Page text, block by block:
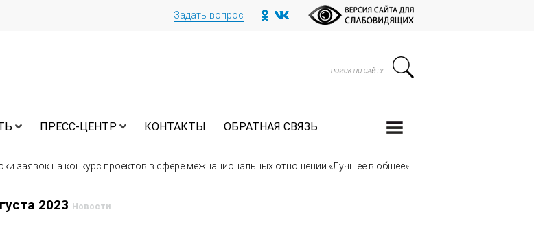
Задать вопрос
ПРЕСС-ЦЕНТР КОНТАКТЫ ОБРАТНАЯ СВЯЗЬ
заявок на конкурс проектов в сфере межнациональных отношений «Лучшее в общее»
2023 Новости